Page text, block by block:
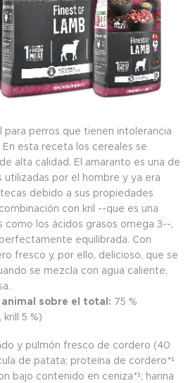
para perros que tienen intolerancia
esta receta los cereales se
alta calidad. El amaranto es una de
utilizadas por el hombre y ya era
debido a sus propiedades
con kril --que es una
los ácidos grasos omega 3--,
equilibrada. Con
fresco y, por ello, delicioso, que se
se mezcla con agua caliente,
sobre el total: 75 %
5 %)
y pulmón fresco de cordero (40
de patata; proteína de cordero*¹
bajo contenido en ceniza*¹; harina